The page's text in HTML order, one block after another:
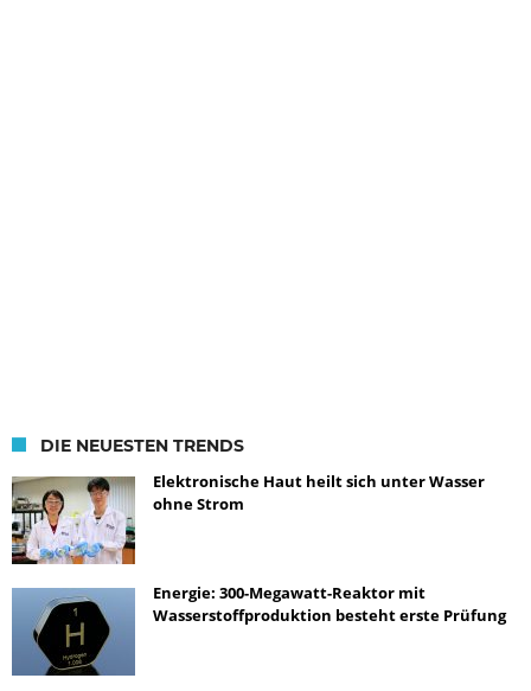
DIE NEUESTEN TRENDS
Elektronische Haut heilt sich unter Wasser
ohne Strom
Energie: 300-Megawatt-Reaktor mit
Wasserstoffproduktion besteht erste Prüfung